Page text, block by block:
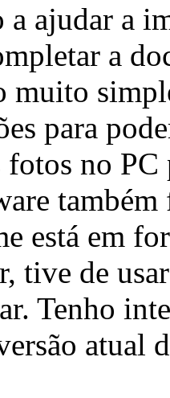
a ajudar a
a
muito
para
fotos no PC
está em
tive de
Tenho
atual